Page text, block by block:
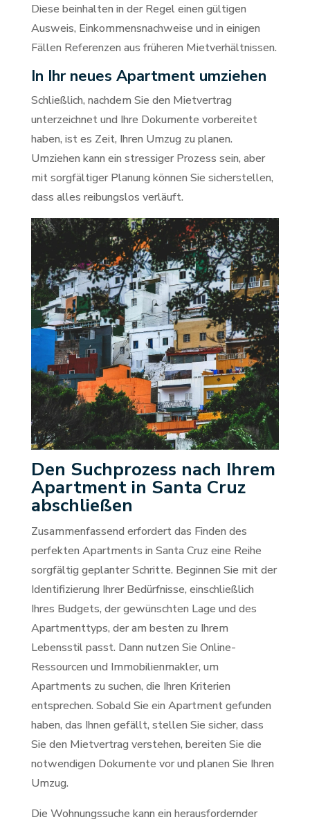
Diese beinhalten in der Regel einen gültigen
Ausweis, Einkommensnachweise und in einigen
Fällen Referenzen aus früheren Mietverhältnissen.
In Ihr neues Apartment umziehen
Schließlich, nachdem Sie den Mietvertrag
unterzeichnet und Ihre Dokumente vorbereitet
haben, ist es Zeit, Ihren Umzug zu planen.
Umziehen kann ein stressiger Prozess sein, aber
mit sorgfältiger Planung können Sie sicherstellen,
dass alles reibungslos verläuft.
Den Suchprozess nach Ihrem
Apartment in Santa Cruz
abschließen
Zusammenfassend erfordert das Finden des
perfekten Apartments in Santa Cruz eine Reihe
sorgfältig geplanter Schritte. Beginnen Sie mit der
Identifizierung Ihrer Bedürfnisse, einschließlich
Ihres Budgets, der gewünschten Lage und des
Apartmenttyps, der am besten zu Ihrem
Lebensstil passt. Dann nutzen Sie Online-
Ressourcen und Immobilienmakler, um
Apartments zu suchen, die Ihren Kriterien
entsprechen. Sobald Sie ein Apartment gefunden
haben, das Ihnen gefällt, stellen Sie sicher, dass
Sie den Mietvertrag verstehen, bereiten Sie die
notwendigen Dokumente vor und planen Sie Ihren
Umzug.
Die Wohnungssuche kann ein herausfordernder